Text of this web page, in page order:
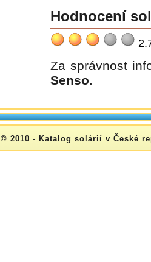
Hodnocení
Za správnost
Senso.
© 2010 - Katalog solárií v České